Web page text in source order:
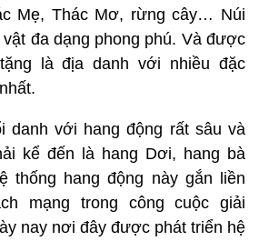
Mẹ, Thác Mơ, rừng cây… Núi
đa dạng phong phú. Và được
là địa danh với nhiều đặc
danh với hang động rất sâu và
kể đến là hang Dơi, hang bà
thống hang động này gắn liền
mạng trong công cuộc giải
nay nơi đây được phát triển hệ